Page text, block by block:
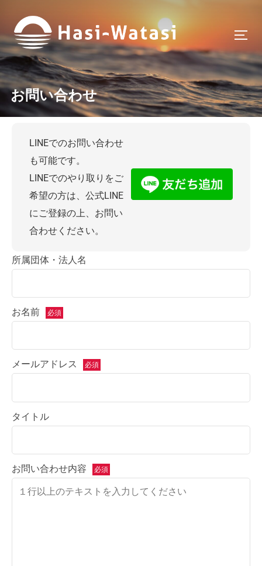
お問い合わせ
LINEでのお問い合わせ
も可能です。
LINEでのやり取りをご
希望の方は、公式LINE
にご登録の上、お問い
合わせください。
所属団体・法人名
お名前 必須
メールアドレス 必須
タイトル
お問い合わせ内容 必須